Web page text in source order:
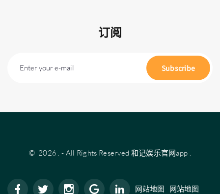
订阅
Enter your e-mail Subscribe
© 2026 .- All Rights Reserved 和记娱乐官网app .
网站地图 网站地图